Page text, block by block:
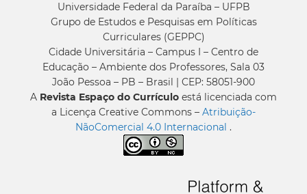
Universidade Federal da Paraíba – UFPB
Grupo de Estudos e Pesquisas em Políticas
Curriculares (GEPPC)
Cidade Universitária – Campus I – Centro de
Educação – Ambiente dos Professores, Sala 03
João Pessoa – PB – Brasil | CEP: 58051-900
A Revista Espaço do Currículo está licenciada com
a Licença Creative Commons – Atribuição-
NãoComercial 4.0 Internacional .